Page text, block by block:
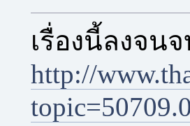
เรื่องนี้ลงจน
http://